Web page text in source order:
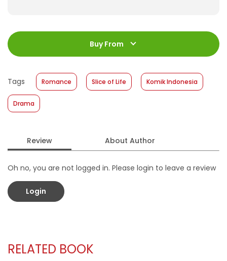
ISBN :
978-602-480-833-4
168 halaman
Size
:
13,2 x 20
Format
Softcover
Buy From
Tags Romance Slice of Life Komik Indonesia
Drama
Review About Author
Oh no, you are not logged in. Please login to leave a review
Login
RELATED BOOK